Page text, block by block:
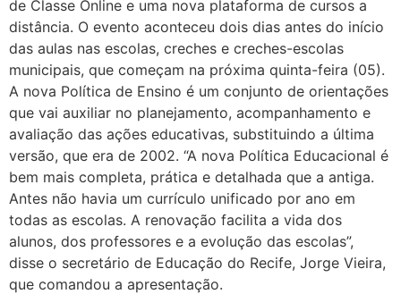
de Classe Online e uma nova plataforma de cursos a
distância. O evento aconteceu dois dias antes do início
das aulas nas escolas, creches e creches-escolas
municipais, que começam na próxima quinta-feira (05).
A nova Política de Ensino é um conjunto de orientações
que vai auxiliar no planejamento, acompanhamento e
avaliação das ações educativas, substituindo a última
versão, que era de 2002. “A nova Política Educacional é
bem mais completa, prática e detalhada que a antiga.
Antes não havia um currículo unificado por ano em
todas as escolas. A renovação facilita a vida dos
alunos, dos professores e a evolução das escolas”,
disse o secretário de Educação do Recife, Jorge Vieira,
que comandou a apresentação.